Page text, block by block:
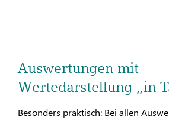
Auswertungen mit
Wertedarstellung „in
Besonders praktisch: Bei allen